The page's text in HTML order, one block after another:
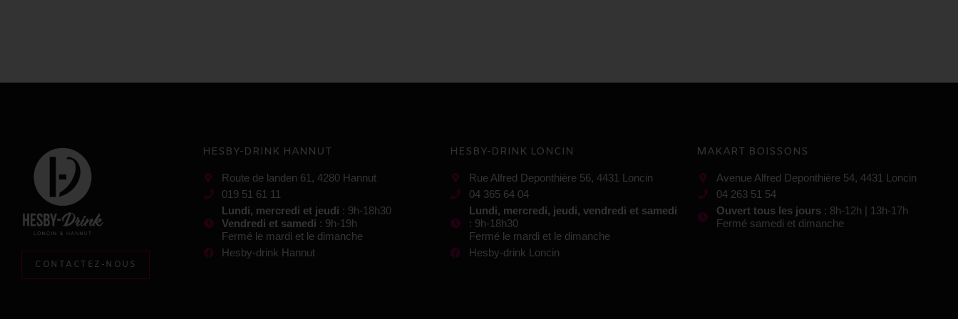
CONTACTEZ-NOUS
HESBY-DRINK HANNUT
Route de landen 61, 4280 Hannut
019 51 61 11
Lundi, mercredi et jeudi : 9h-18h30
Vendredi et samedi : 9h-19h
Fermé le mardi et le dimanche
Hesby-drink Hannut
HESBY-DRINK LONCIN
Rue Alfred Deponthière 56, 4431 Loncin
04 365 64 04
Lundi, mercredi, jeudi, vendredi et samedi
: 9h-18h30
Fermé le mardi et le dimanche
Hesby-drink Loncin
MAKART BOISSONS
Avenue Alfred Deponthière 54, 4431 Loncin
04 263 51 54
Ouvert tous les jours: 8h-12h | 13h-17h
Fermé samedi et dimanche